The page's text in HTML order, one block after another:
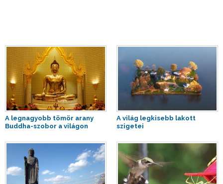
A legnagyobb tömör arany
Buddha-szobor a világon
A világ legkisebb lakott
szigetei